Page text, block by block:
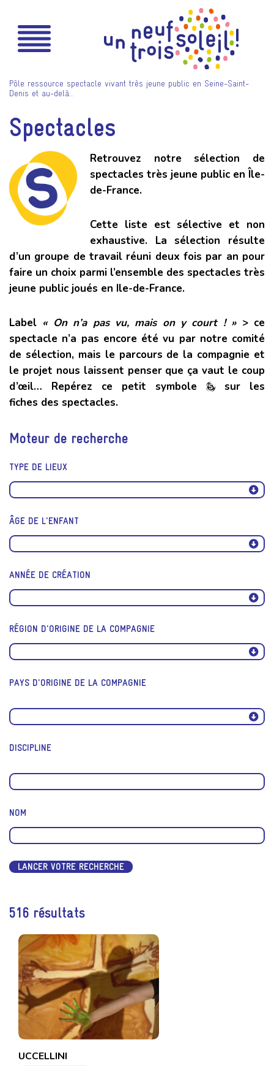
Pôle ressource spectacle vivant très jeune public en Seine-Saint-
Denis et au-delà…
Spectacles
Retrouvez notre sélection de
spectacles très jeune public en Île-
de-France.
Cette liste estsélective et non
exhaustive. La sélection résulte
d’un groupe de travail réuni deux fois par an pour
faire un choix parmi l’ensemble des spectacles très
jeune public joués en Ile-de-France.
Label « On n’a pas vu, mais on y court ! »> ce
spectacle n’a pas encore été vu par notre comité
de sélection, mais le parcours de la compagnie et
le projet nous laissent penser que ça vaut le coup
d’œil… Repérez ce petit symbole
sur les
fiches des spectacles.
Moteur de recherche
TYPE DE LIEUX
ÂGE DE L'ENFANT
ANNÉE DE CRÉATION
RÉGION D'ORIGINE DE LA COMPAGNIE
PAYS D'ORIGINE DE LA COMPAGNIE
DISCIPLINE
NOM
LANCER VOTRE RECHERCHE
516 résultats
UCCELLINI